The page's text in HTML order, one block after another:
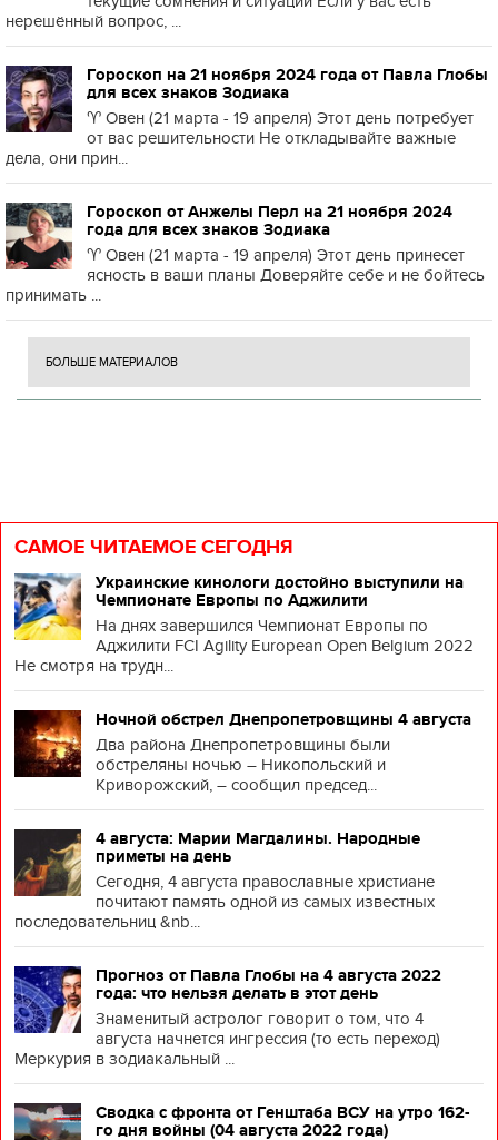
нерешённый вопрос, ...
Гороскоп на 21 ноября 2024 года от Павла Глобы
для всех знаков Зодиака
♈️ Овен (21 марта - 19 апреля) Этот день потребует
от вас решительности Не откладывайте важные
дела, они прин...
Гороскоп от Анжелы Перл на 21 ноября 2024
года для всех знаков Зодиака
♈️ Овен (21 марта - 19 апреля) Этот день принесет
ясность в ваши планы Доверяйте себе и не бойтесь
принимать ...
БОЛЬШЕ МАТЕРИАЛОВ
САМОЕ ЧИТАЕМОЕ СЕГОДНЯ
Украинские кинологи достойно выступили на
Чемпионате Европы по Аджилити
На днях завершился Чемпионат Европы по
Аджилити FCI Agility European Open Belgium 2022
Не смотря на трудн...
Ночной обстрел Днепропетровщины 4 августа
Два района Днепропетровщины были
обстреляны ночью – Никопольский и
Криворожский, – сообщил председ...
4 августа: Марии Магдалины. Народные
приметы на день
Сегодня, 4 августа православные христиане
почитают память одной из самых известных
последовательниц &nb...
Прогноз от Павла Глобы на 4 августа 2022
года: что нельзя делать в этот день
Знаменитый астролог говорит о том, что 4
августа начнется ингрессия (то есть переход)
Меркурия в зодиакальный ...
Сводка с фронта от Генштаба ВСУ на утро 162-
го дня войны (04 августа 2022 года)